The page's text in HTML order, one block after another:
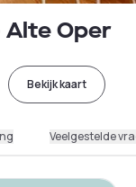
Oper
Bekijk kaart
Veelgestelde